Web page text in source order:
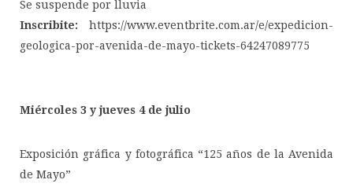
Se suspende por lluvia
Inscribite: https://www.eventbrite.com.ar/e/expedicion-
geologica-por-avenida-de-mayo-tickets-64247089775
Miércoles 3 y jueves 4 de julio
Exposición gráfica y fotográfica “125 años de la Avenida
de Mayo”